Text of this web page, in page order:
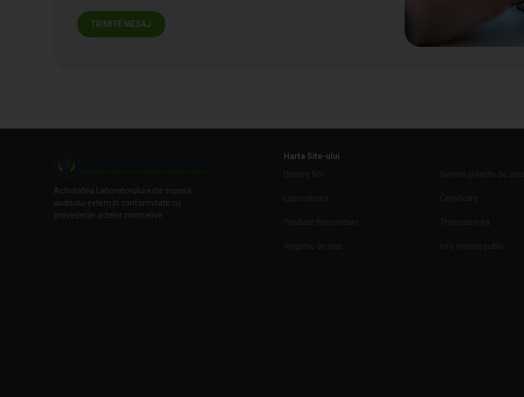
Activitatea Laboratorului este supusă
auditului extern în conformitate cu
prevederile actelor normative.
Harta Site-ului